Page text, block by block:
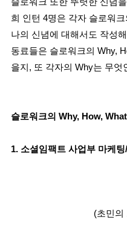
희 인턴 4명은 각자 슬로워
나의 신념에 대해서도 작성
동료들은 슬로워크의 Why,
을지, 또 각자의 Why는 무엇
슬로워크의 Why, How,
1. 소셜임팩트 사업부 마케
(초민의